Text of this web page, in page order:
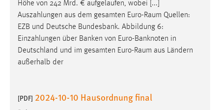
Höhe von 242 Mrd. € aufgelaufen, wobei [...]
Auszahlungen aus dem gesamten Euro-Raum Quellen:
EZB und Deutsche Bundesbank. Abbildung 6:
Einzahlungen über Banken von Euro-Banknoten in
Deutschland und im gesamten Euro-Raum aus Ländern
außerhalb der
[PDF] 2024-10-10 Hausordnung final